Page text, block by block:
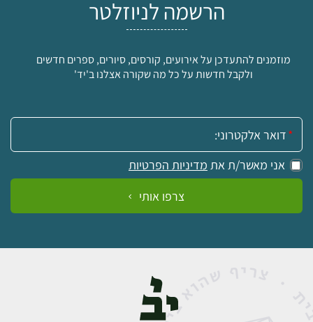
הרשמה לניוזלטר
מוזמנים להתעדכן על אירועים, קורסים, סיורים, ספרים חדשים
ולקבל חדשות על כל מה שקורה אצלנו ב'יד'
אימייל:
אני מאשר/ת את מדיניות הפרטיות
צרפו אותי